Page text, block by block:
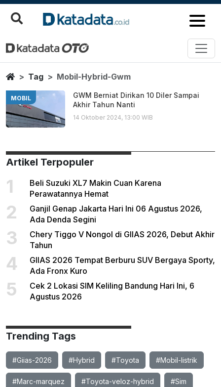
Mobil Hybrid Gwm
Berita Terbaru
HomeTag Mobil-Hybrid-Gwm
MOBIL
GWM Berniat Dirikan 10 Diler Sampai
Akhir Tahun Nanti
14 Oktober 2024, 13:00 WIB
Artikel Terpopuler
1
Beli Suzuki XL7 Makin Cuan Karena
Perawatannya Hemat
2
Ganjil Genap Jakarta Hari Ini 06 Agustus 2026,
Ada Denda Segini
3
Chery Tiggo V Nongol di GIIAS 2026, Debut Akhir
Tahun
4
GIIAS 2026 Tempat Berburu SUV Bergaya Sporty,
Ada Fronx Kuro
5
Cek 2 Lokasi SIM Keliling Bandung Hari Ini, 6
Agustus 2026
Trending Tags
#Giias-2026 #Hybrid #Toyota #Mobil-listrik
#Marc-marquez #Toyota-veloz-hybrid #Sim